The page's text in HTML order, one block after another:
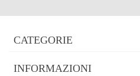
CATEGORIE
INFORMAZIONI